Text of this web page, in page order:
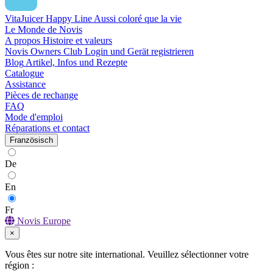
VitaJuicer Happy Line Aussi coloré que la vie
Le Monde de Novis
A propos Histoire et valeurs
Novis Owners Club Login und Gerät registrieren
Blog Artikel, Infos und Rezepte
Catalogue
Assistance
Pièces de rechange
FAQ
Mode d'emploi
Réparations et contact
Französisch
De
En
Fr
Novis Europe
×
Vous êtes sur notre site international. Veuillez sélectionner votre
région :